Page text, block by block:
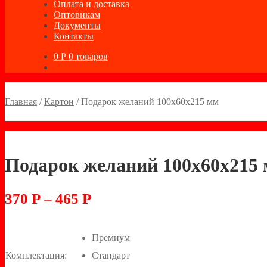
Оплата и доставка
Оптовикам
Документы
Контакты
0 Р 0 товаров
Главная /Картон /Подарок желаний 100х60х215 мм
Подарок желаний
370 Р– 465 Р
Комплектация:
Премиум
Стандарт